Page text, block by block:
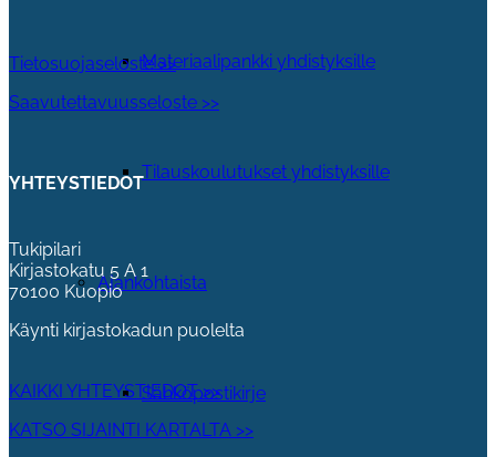
Materiaalipankki yhdistyksille
Tilauskoulutukset yhdistyksille
Ajankohtaista
Sähköpostikirje
Tietosuojaseloste >>
Saavutettavuusseloste >>
YHTEYSTIEDOT
Tukipilari
Kirjastokatu 5 A 1
70100 Kuopio
Käynti kirjastokadun puolelta
KAIKKI YHTEYSTIEDOT >>
KATSO SIJAINTI KARTALTA >>